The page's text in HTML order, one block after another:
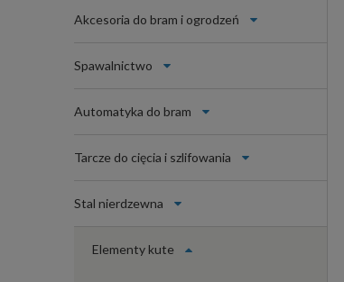
Akcesoria do bram i ogrodzeń
Spawalnictwo
Automatyka do bram
Tarcze do cięcia i szlifowania
Stal nierdzewna
Elementy kute